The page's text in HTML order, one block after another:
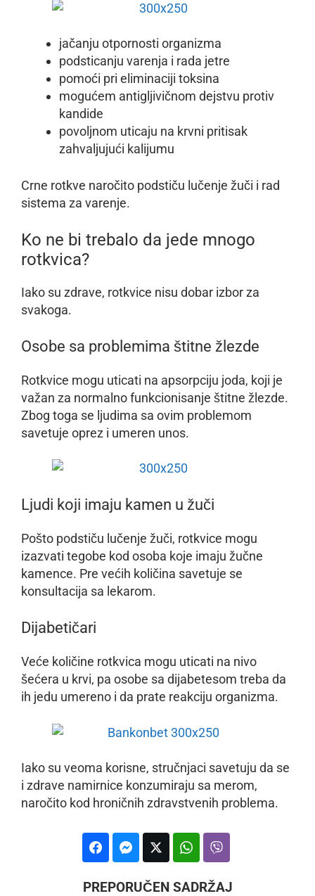
jačanju otpornosti organizma
podsticanju varenja i rada jetre
pomoći pri eliminaciji toksina
mogućem antigljivičnom dejstvu protiv
kandide
povoljnom uticaju na krvni pritisak
zahvaljujući kalijumu
Crne rotkve naročito podstiču lučenje žuči i rad
sistema za varenje.
Ko ne bi trebalo da jede mnogo
rotkvica?
Iako su zdrave, rotkvice nisu dobar izbor za
svakoga.
Osobe sa problemima štitne žlezde
Rotkvice mogu uticati na apsorpciju joda, koji je
važan za normalno funkcionisanje štitne žlezde.
Zbog toga se ljudima sa ovim problemom
savetuje oprez i umeren unos.
Ljudi koji imaju kamen u žuči
Pošto podstiču lučenje žuči, rotkvice mogu
izazvati tegobe kod osoba koje imaju žučne
kamence. Pre većih količina savetuje se
konsultacija sa lekarom.
Dijabetičari
Veće količine rotkvica mogu uticati na nivo
šećera u krvi, pa osobe sa dijabetesom treba da
ih jedu umereno i da prate reakciju organizma.
Iako su veoma korisne, stručnjaci savetuju da se
i zdrave namirnice konzumiraju sa merom,
naročito kod hroničnih zdravstvenih problema.
PREPORUČEN SADRŽAJ